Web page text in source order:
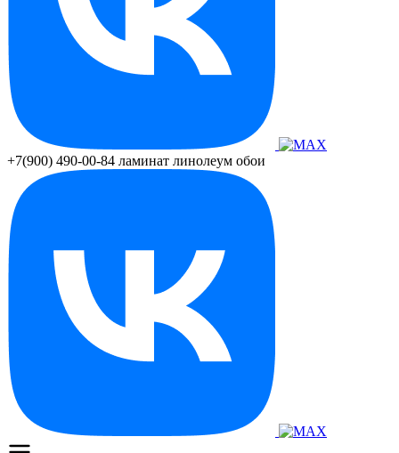
+7(900) 490-00-84 ламинат линолеум обои